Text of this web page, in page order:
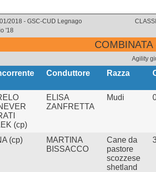
2018 - GSC-CUD Legnago
'18
Agility
Conduttore Razza
(cp)
ELISA
ZANFRETTA
Mudi
(cp)
MARTINA
BISSACCO
Cane da
pastore
scozzese
shetland